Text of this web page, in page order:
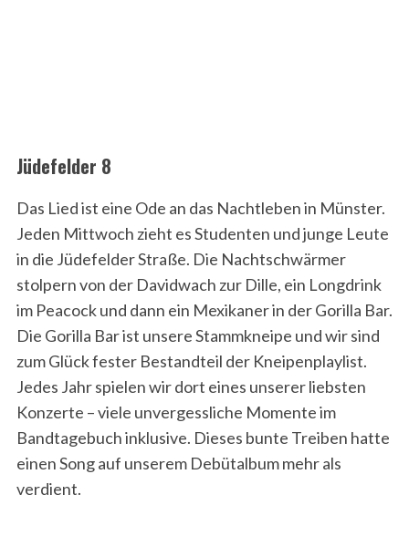
Jüdefelder 8
Das Lied ist eine Ode an das Nachtleben in Münster.
Jeden Mittwoch zieht es Studenten und junge Leute
in die Jüdefelder Straße. Die Nachtschwärmer
stolpern von der Davidwach zur Dille, ein Longdrink
im Peacock und dann ein Mexikaner in der Gorilla Bar.
Die Gorilla Bar ist unsere Stammkneipe und wir sind
zum Glück fester Bestandteil der Kneipenplaylist.
Jedes Jahr spielen wir dort eines unserer liebsten
Konzerte – viele unvergessliche Momente im
Bandtagebuch inklusive. Dieses bunte Treiben hatte
einen Song auf unserem Debütalbum mehr als
verdient.